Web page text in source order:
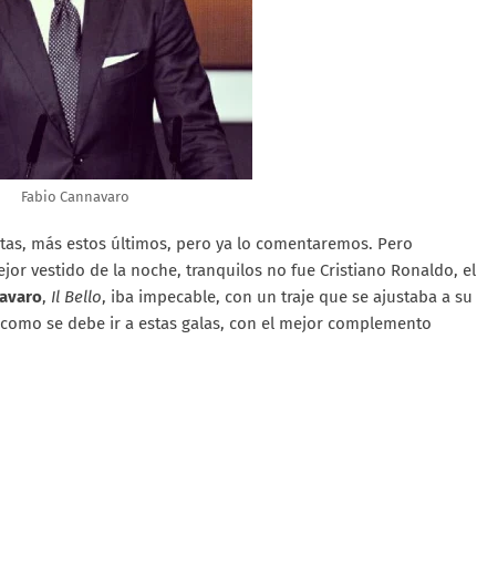
Fabio Cannavaro
más estos últimos, pero ya lo comentaremos. Pero
vestido de la noche, tranquilos no fue Cristiano Ronaldo, el
, Il Bello, iba impecable, con un traje que se ajustaba a su
se debe ir a estas galas, con el mejor complemento